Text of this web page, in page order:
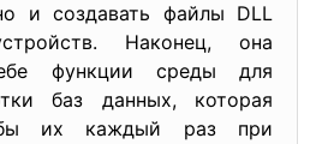
и создавать файлы DLL
Наконец, она
функции среды для
баз данных, которая
их каждый раз при